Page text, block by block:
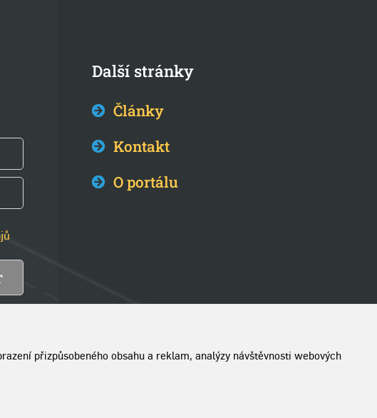
přizpůsobeného obsahu a reklam, analýzy návštěvnosti webových
Další stránky
Články
Kontakt
O portálu